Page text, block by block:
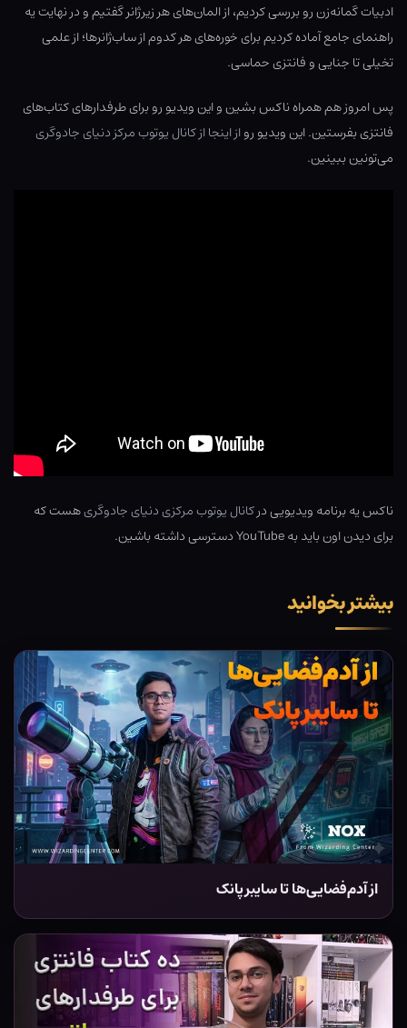
ادبیات گمانه‌زن رو بررسی کردیم، از المان‌های هر زیرژانر گفتیم و در نهایت یه
راهنمای جامع آماده کردیم برای خوره‌های هر کدوم از ساب‌ژانرها؛ از علمی
تخیلی تا جنایی و فانتزی حماسی.
پس امروز هم همراه ناکس بشین و این ویدیو رو برای طرفدارهای کتاب‌های
فانتزی بفرستین. این ویدیو رواز اینجا از کانال یوتوب مرکز دنیای جادوگری
می‌تونین ببینین.
ناکس یه برنامه ویدیویی درکانال یوتوب مرکزی دنیای جادوگریهست که
برای دیدن اون باید به YouTube دسترسی داشته باشین.
بیشتر بخوانید
از آدم‌فضایی‌ها تا سایبرپانک